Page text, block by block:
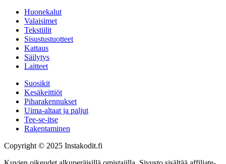
Huonekalut
Valaisimet
Tekstiilit
Sisustustuotteet
Kattaus
Säilytys
Laitteet
Suosikit
Kesäkeittiöt
Piharakennukset
Uima-altaat ja paljut
Tee-se-itse
Rakentaminen
Copyright © 2025 Instakodit.fi